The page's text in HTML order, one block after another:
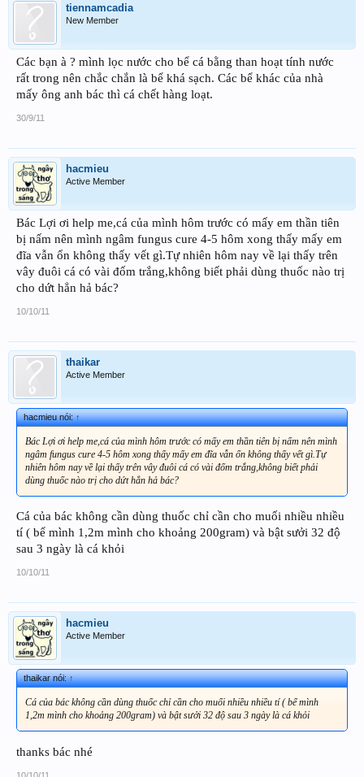
tiennamcadia
New Member
Các bạn à ? mình lọc nước cho bể cá bằng than hoạt tính nước
rất trong nên chắc chắn là bể khá sạch. Các bể khác của nhà
mấy ông anh bác thì cá chết hàng loạt.
30/9/11
hacmieu
Active Member
Bác Lợi ơi help me,cá của mình hôm trước có mấy em thần tiên
bị nấm nên mình ngâm fungus cure 4-5 hôm xong thấy mấy em
đĩa vẫn ổn không thấy vết gì.Tự nhiên hôm nay về lại thấy trên
vây đuôi cá có vài đốm trắng,không biết phải dùng thuốc nào trị
cho dứt hẳn hả bác?
10/10/11
thaikar
Active Member
hacmieu nói:↑
Bác Lợi ơi help me,cá của mình hôm trước có mấy em thần tiên bị nấm nên mình
ngâm fungus cure 4-5 hôm xong thấy mấy em đĩa vẫn ổn không thấy vết gì.Tự
nhiên hôm nay về lại thấy trên vây đuôi cá có vài đốm trắng,không biết phải
dùng thuốc nào trị cho dứt hẳn hả bác?
Cá của bác không cần dùng thuốc chỉ cần cho muối nhiều nhiều
tí ( bể mình 1,2m mình cho khoảng 200gram) và bật sưởi 32 độ
sau 3 ngày là cá khỏi
10/10/11
hacmieu
Active Member
thaikar nói:↑
Cá của bác không cần dùng thuốc chỉ cần cho muối nhiều nhiều tí ( bể mình
1,2m mình cho khoảng 200gram) và bật sưởi 32 độ sau 3 ngày là cá khỏi
thanks bác nhé